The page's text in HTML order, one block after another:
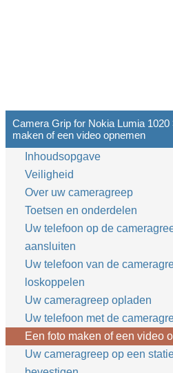
Camera Grip for Nokia Lumia 1020
maken of een video opnemen
Inhoudsopgave
Veiligheid
Over uw cameragreep
Toetsen en onderdelen
Uw telefoon op de
aansluiten
Uw telefoon van de
loskoppelen
Uw cameragreep opladen
Uw telefoon met de
Een foto maken of een video
Uw cameragreep op een